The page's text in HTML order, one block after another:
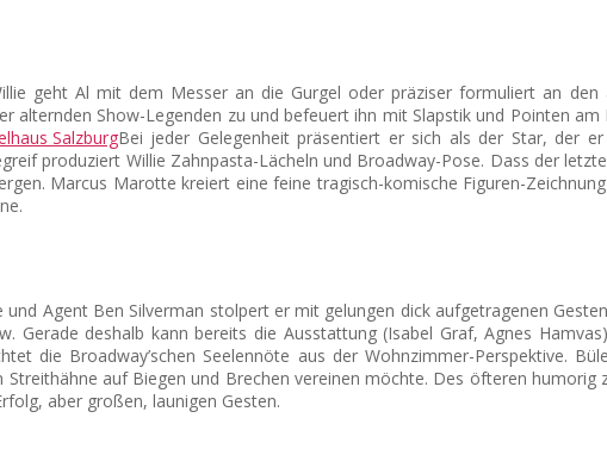
geht Al mit dem Messer an die Gurgel oder präziser formuliert an den
alternden Show-Legenden zu und befeuert ihn mit Slapstik und Pointen
Bei jeder Gelegenheit präsentiert er sich als der Star, der
produziert Willie Zahnpasta-Lächeln und Broadway-Pose. Dass der
Marcus Marotte kreiert eine feine tragisch-komische Figuren-
Agent Ben Silverman stolpert er mit gelungen dick aufgetragenen
Gerade deshalb kann bereits die Ausstattung (Isabel Graf, Agnes
die Broadway’schen Seelennöte aus der Wohnzimmer-Perspektive.
auf Biegen und Brechen vereinen möchte. Des öfteren
aber großen, launigen Gesten.